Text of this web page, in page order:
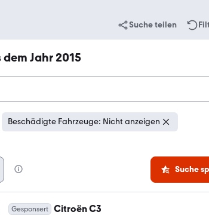
Suche teilen
Jahr 2015
Beschädigte Fahrzeuge: Nicht anzeigen
Suche
Gesponsert Citroën C3